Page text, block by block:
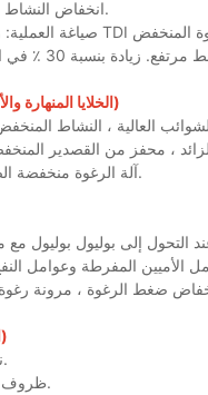
polyether polyols: انخفاض النشاط ، الوزن الجزيئي العالي.
الخلايا المنهارة والأجوف (معدل تطور الغاز أكبر من معدل الجيل)
آلة الرغوة منخفضة الضغط: تقليل حقن الغاز وخلط سرعة الرأس.
الانكماش (معدل الجيل أكبر من معدل الرغوة)
نسبة خلايا مغلقة عالية ، انكماش أثناء التبريد.
ظروف العملية: انخفاض درجة حرارة الهواء والمواد.